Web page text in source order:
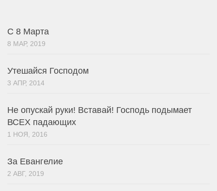
С 8 Марта
8 МАР, 2019
Утешайся Господом
3 АПР, 2014
Не опускай руки! Вставай! Господь подымает
ВСЕХ падающих
1 НОЯ, 2016
За Евангелие
2 АВГ, 2019